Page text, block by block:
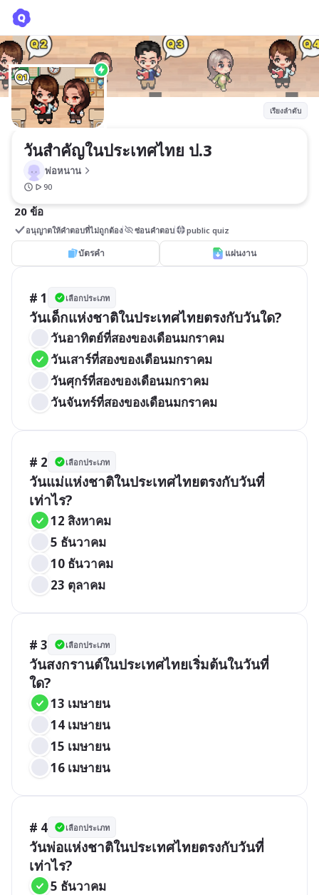
เรียงลำดับ
วันสำคัญในประเทศไทย ป.3
พ่อหนาน
90
20 ข้อ
อนุญาตให้คำตอบที่ไม่ถูกต้อง ซ่อนคำตอบ public quiz
บัตรคำ แผ่นงาน
# 1 เลือกประเภท
วันเด็กแห่งชาติในประเทศไทยตรงกับวันใด?
วันอาทิตย์ที่สองของเดือนมกราคม
วันเสาร์ที่สองของเดือนมกราคม
วันศุกร์ที่สองของเดือนมกราคม
วันจันทร์ที่สองของเดือนมกราคม
# 2 เลือกประเภท
วันแม่แห่งชาติในประเทศไทยตรงกับวันที่
เท่าไร?
12 สิงหาคม
5 ธันวาคม
10 ธันวาคม
23 ตุลาคม
# 3 เลือกประเภท
วันสงกรานต์ในประเทศไทยเริ่มต้นในวันที่
ใด?
13 เมษายน
14 เมษายน
15 เมษายน
16 เมษายน
# 4 เลือกประเภท
วันพ่อแห่งชาติในประเทศไทยตรงกับวันที่
เท่าไร?
5 ธันวาคม